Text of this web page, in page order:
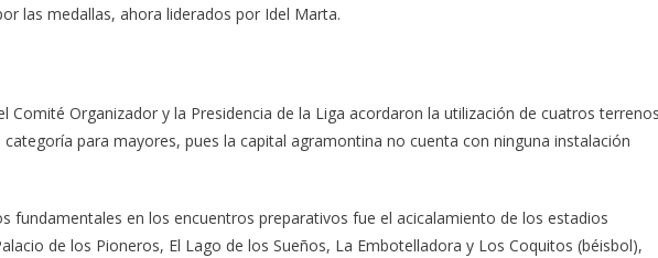
las medallas, ahora liderados por Idel Marta.
Comité Organizador y la Presidencia de la Liga acordaron la utilización de cuatros
para mayores, pues la capital agramontina no cuenta con ninguna instalación
fundamentales en los encuentros preparativos fue el acicalamiento de los estadios
de los Pioneros, El Lago de los Sueños, La Embotelladora y Los Coquitos (béisbol),